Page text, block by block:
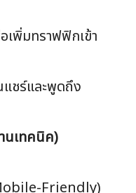
เพิ่มทราฟฟิกเข้า
ชร์และพูดถึง
นเทคนิค)
Friendly)